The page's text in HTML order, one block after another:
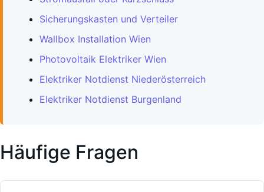
Sicherungskasten und Verteiler
Wallbox Installation Wien
Photovoltaik Elektriker Wien
Elektriker Notdienst Niederösterreich
Elektriker Notdienst Burgenland
Häufige Fragen